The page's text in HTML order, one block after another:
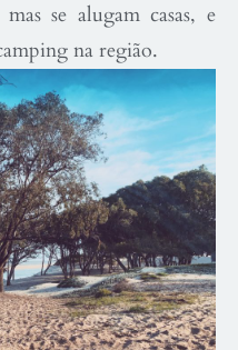
se alugam casas, e
na região.